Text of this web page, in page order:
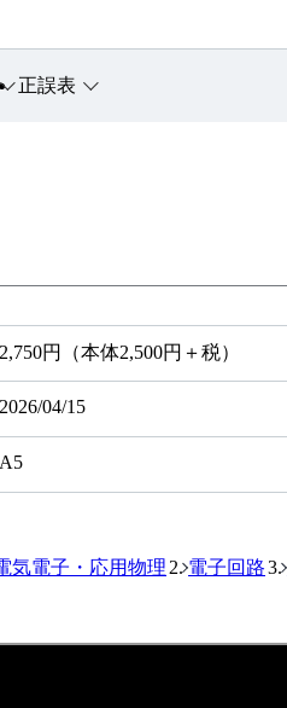
正誤表
2,750円（本体2,500円＋税）
2026/04/15
A5
気電子・応用物理 電子回路